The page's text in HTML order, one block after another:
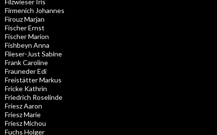
Filzwieser Iris
Firmenich Johannes
Firouz Marjan
Fischer Ernst
Fischer Marion
Fishbeyn Anna
Flieser-Just Sabine
Frank Caroline
Frauneder Edi
Freistätter Markus
Fricke Kathrin
Friedrich Roselinde
Friesz Aaron
Friesz Marie
Friesz Michou
Fuchs Holger